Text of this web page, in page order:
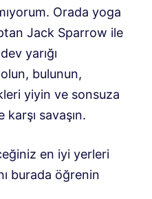
Orada yoga
Jack Sparrow ile
yarığı
bulunun,
yiyin ve sonsuza
savaşın.
en iyi yerleri
burada öğrenin